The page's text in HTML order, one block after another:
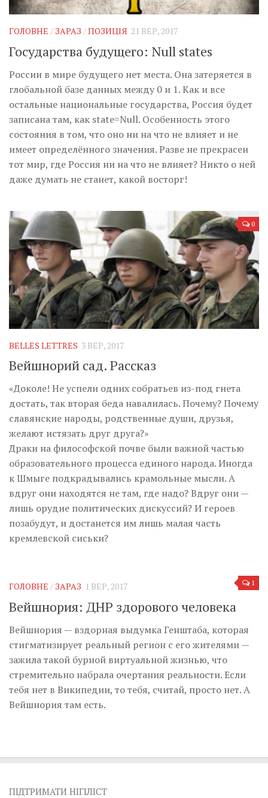
Цитати
Inter/antinational
ГОЛОВНЕ / ЗАРАЗ /ПОЗИЦІЯ 21 ВЕР, 2017
Государства будущего: Null states
России в мире будущего нет места. Она затеряется в
глобальной базе данных между 0 и 1. Как и все
остальные национальные государства, Россия будет
записана там, как state=Null. Особенность этого
состояния в том, что оно ни на что не влияет и не
имеет определённого значения. Разве не прекрасен
тот мир, где Россия ни на что не влияет? Никто о ней
даже думать не станет, какой восторг!
0
BELLES LETTRES 3 ВЕР, 2017
Вейшнорий сад. Рассказ
«Доколе! Не успели одних собратьев из-под гнета
достать, так вторая беда навалилась. Почему? Почему
славянские народы, родственные души, друзья,
желают истязать друг друга?»
Драки на философской почве были важной частью
образовательного процесса единого народа. Иногда
к Шмыге подкрадывались крамольные мысли. А
вдруг они находятся не там, где надо? Вдруг они —
лишь орудие политических дискуссий? И героев
позабудут, и достанется им лишь малая часть
кремлевской сиськи?
1
ГОЛОВНЕ / ЗАРАЗ 1 ВЕР, 2017
Вейшнория: ДНР здорового человека
Вейшнория — вздорная выдумка Генштаба, которая
стигматизирует реальный регион с его жителями —
зажила такой бурной виртуальной жизнью, что
стремительно набрала очертания реальности. Если
тебя нет в Википедии, то тебя, считай, просто нет. А
Вейшнория там есть.
ПІДТРИМАТИ НІГІЛІСТ